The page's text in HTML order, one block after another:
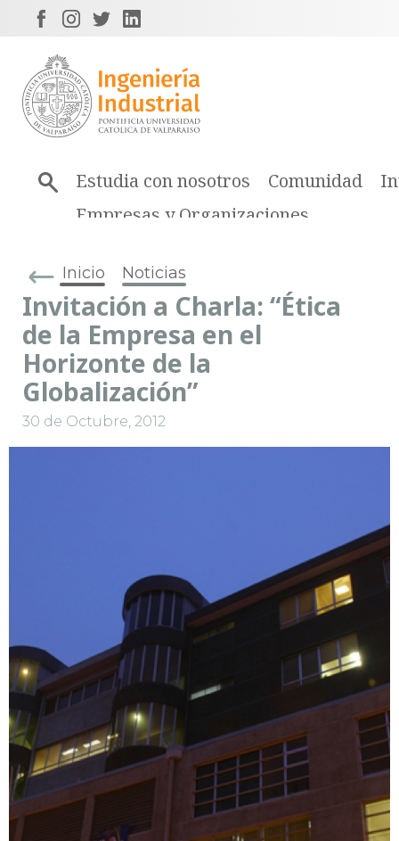
Estudia con nosotros Comunidad
Empresas y Organizaciones
Inicio Noticias
Invitación a Charla: “Ética
de la Empresa en el
Horizonte de la
Globalización”
30 de Octubre, 2012